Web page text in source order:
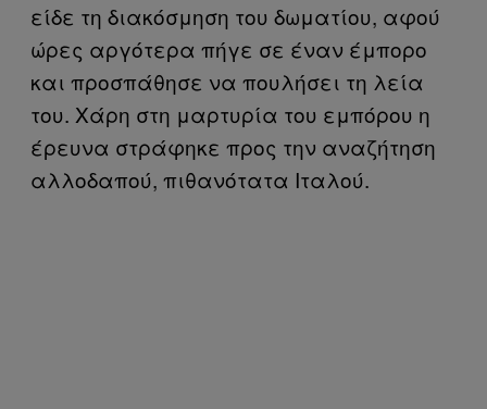
είδε τη διακόσμηση του δωματίου, αφού
ώρες αργότερα πήγε σε έναν έμπορο
και προσπάθησε να πουλήσει τη λεία
του. Χάρη στη μαρτυρία του εμπόρου η
έρευνα στράφηκε προς την αναζήτηση
αλλοδαπού, πιθανότατα Ιταλού.